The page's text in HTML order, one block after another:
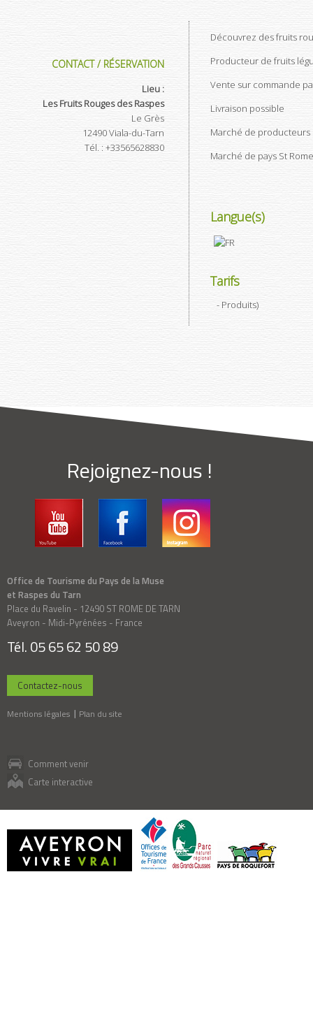
CONTACT / RÉSERVATION
Lieu :
Les Fruits Rouges des Raspes
Le Grès
12490Viala-du-Tarn
Tél. : +33565628830
Découvrez des fruits
Producteur de fruits
Vente sur commande
Livraison possible
Marché de producteurs
Marché de pays St
Langue(s)
Tarifs
- Produits)
Rejoignez-nous !
Office de Tourisme du Pays de la Muse
et Raspes du Tarn
Place du Ravelin - 12490 ST ROME DE TARN
Aveyron - Midi-Pyrénées - France
Tél. 05 65 62 50 89
Contactez-nous
Mentions légales Plan du site
Comment venir
Carte interactive